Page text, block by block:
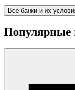
Все банки и их
Популярные